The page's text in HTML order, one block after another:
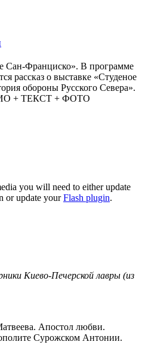
Сан-Франциско». В программе
рассказ о выставке «Студеное
обороны Русского Севера».
+ ТЕКСТ + ФОТО
you will need to either update
or update yourFlash plugin.
Киево-Печерской лавры (из
Апостол любви.
Сурожском Антонии.